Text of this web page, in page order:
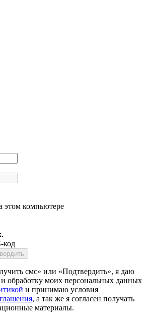
этом компьютере
код
смс» или «Подтвердить», я даю
и обработку моих персональных данных
и принимаю условия
, а так же я согласен получать
материалы.